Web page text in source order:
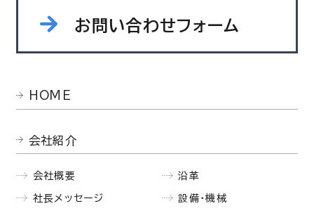
お問い合わせフォーム
HOME
会社紹介
会社概要
社長メッセージ
沿革
設備・機械